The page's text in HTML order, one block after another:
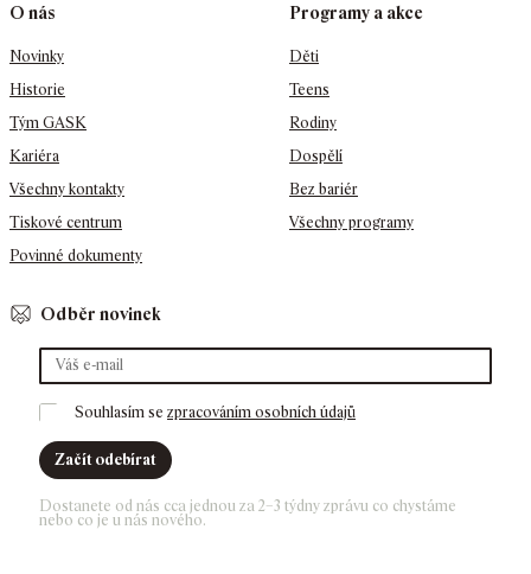
O nás
Novinky
Historie
Tým GASK
Kariéra
Všechny kontakty
Tiskové centrum
Povinné dokumenty
Programy a akce
Děti
Teens
Rodiny
Dospělí
Bez bariér
Všechny programy
Odběr novinek
Souhlasím se zpracováním osobních údajů
Začít odebírat
Dostanete od nás cca jednou za 2–3 týdny zprávu co chystáme
nebo co je u nás nového.